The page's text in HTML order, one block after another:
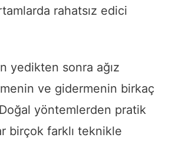
rahatsız edici
yedikten sonra ağız
ve gidermenin birkaç
yöntemlerden pratik
birçok farklı teknikle